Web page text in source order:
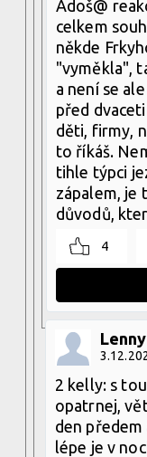
Ádoš@
celkem
někde
"vyměkla",
a není se
před
děti, firmy,
to říkáš.
tihle týpci
zápalem, je
důvodů,
4
2 kelly: s
opatrnej,
den
lépe je v